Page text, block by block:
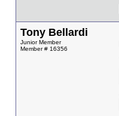
Tony Bellardi
Junior Member
Member # 16356